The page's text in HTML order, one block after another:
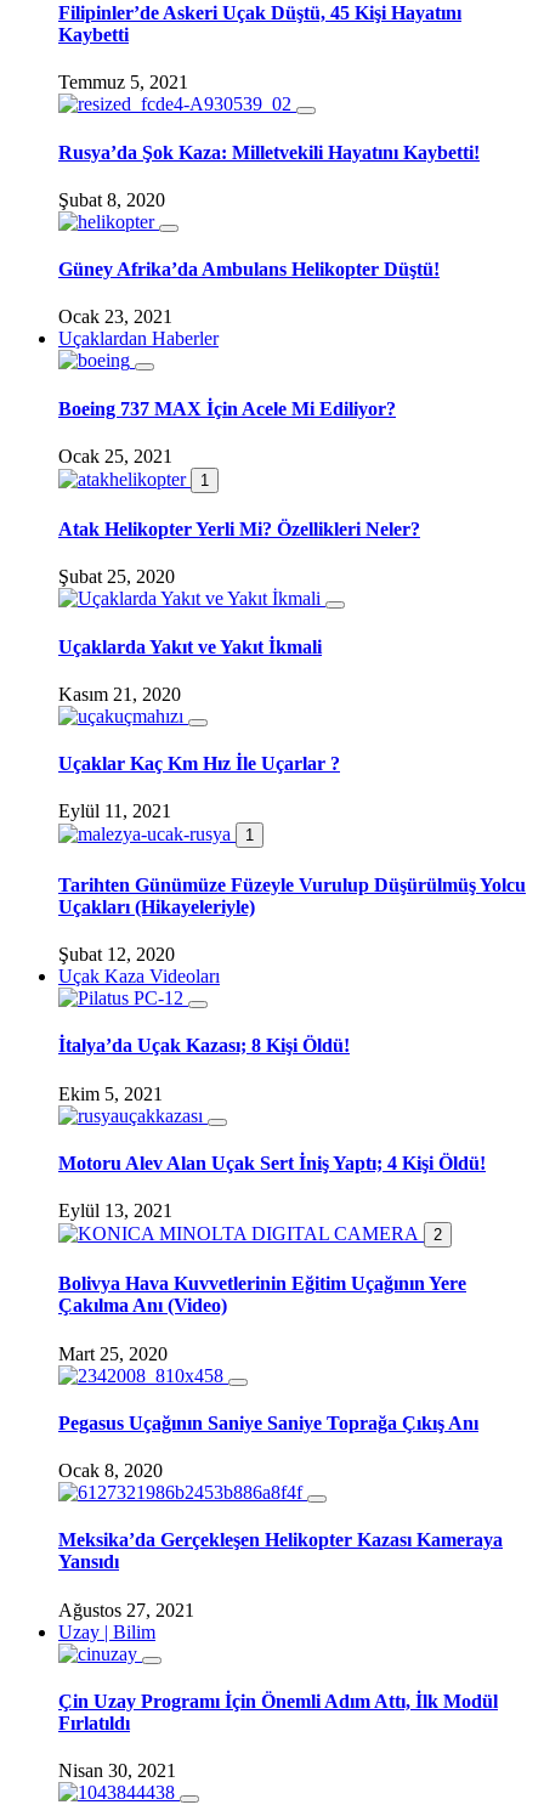
Filipinler’de Askeri Uçak Düştü, 45 Kişi Hayatını
Kaybetti
Temmuz 5, 2021
Rusya’da Şok Kaza: Milletvekili Hayatını Kaybetti!
Şubat 8, 2020
Güney Afrika’da Ambulans Helikopter Düştü!
Ocak 23, 2021
Uçaklardan Haberler
Boeing 737 MAX İçin Acele Mi Ediliyor?
Ocak 25, 2021
1
Atak Helikopter Yerli Mi? Özellikleri Neler?
Şubat 25, 2020
Uçaklarda Yakıt ve Yakıt İkmali
Kasım 21, 2020
Uçaklar Kaç Km Hız İle Uçarlar ?
Eylül 11, 2021
1
Tarihten Günümüze Füzeyle Vurulup Düşürülmüş Yolcu
Uçakları (Hikayeleriyle)
Şubat 12, 2020
Uçak Kaza Videoları
İtalya’da Uçak Kazası; 8 Kişi Öldü!
Ekim 5, 2021
Motoru Alev Alan Uçak Sert İniş Yaptı; 4 Kişi Öldü!
Eylül 13, 2021
2
Bolivya Hava Kuvvetlerinin Eğitim Uçağının Yere
Çakılma Anı (Video)
Mart 25, 2020
Pegasus Uçağının Saniye Saniye Toprağa Çıkış Anı
Ocak 8, 2020
Meksika’da Gerçekleşen Helikopter Kazası Kameraya
Yansıdı
Ağustos 27, 2021
Uzay | Bilim
Çin Uzay Programı İçin Önemli Adım Attı, İlk Modül
Fırlatıldı
Nisan 30, 2021